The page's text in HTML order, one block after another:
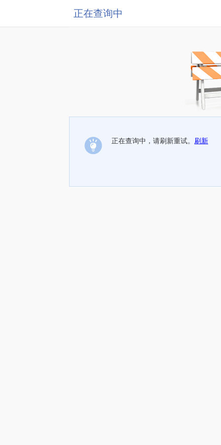
正在查询中
正在查询中，请刷新重试。 刷新